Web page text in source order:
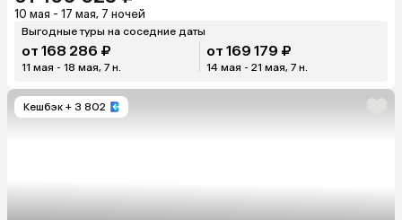
10 мая - 17 мая, 7 ночей
Выгодные туры на соседние даты
от 168 286 ₽
11 мая - 18 мая, 7 н.
от 169 179 ₽
14 мая - 21 мая, 7 н.
Кешбэк + 3 802